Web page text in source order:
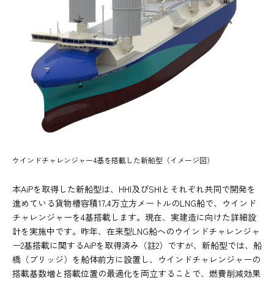
ウインドチャレンジャー4基を搭載した新船型（イメージ図）
本AiPを取得した新船型は、HHI及びSHIとそれぞれ共同で開発を
進めている貨物槽容積17.4万立方メートルのLNG船で、ウインド
チャレンジャーを4基搭載します。現在、実建造に向けた詳細設
計を実施中です。昨年、在来型LNG船へのウインドチャレンジャ
ー2基搭載に関するAiPを取得済み（註2）ですが、新船型では、船
橋（ブリッジ）を船体前方に設置し、ウインドチャレンジャーの
搭載基数増と搭載位置の最適化を両立することで、燃費削減効果